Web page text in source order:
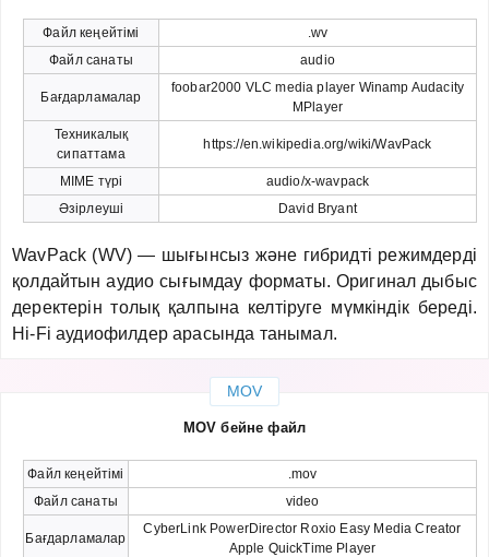
Файл кеңейтімі
.wv
Файл санаты
audio
Бағдарламалар
foobar2000 VLC media player Winamp Audacity
MPlayer
Техникалық
сипаттама
https://en.wikipedia.org/wiki/WavPack
MIME түрі
audio/x-wavpack
Әзірлеуші
David Bryant
WavPack (WV) — шығынсыз және гибридті режимдерді
қолдайтын аудио сығымдау форматы. Оригинал дыбыс
деректерін толық қалпына келтіруге мүмкіндік береді.
Hi-Fi аудиофилдер арасында танымал.
MOV
MOV бейне файл
Файл кеңейтімі
.mov
Файл санаты
video
Бағдарламалар
CyberLink PowerDirector Roxio Easy Media Creator
Apple QuickTime Player